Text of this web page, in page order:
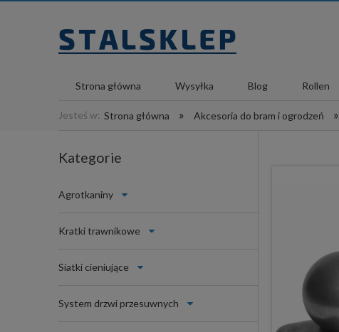
Strona główna Wysyłka Blog Rollen
Jesteś w: Strona główna » Akcesoria do bram i ogrodzeń »
Kategorie
Agrotkaniny
Kratki trawnikowe
Siatki cieniujące
System drzwi przesuwnych